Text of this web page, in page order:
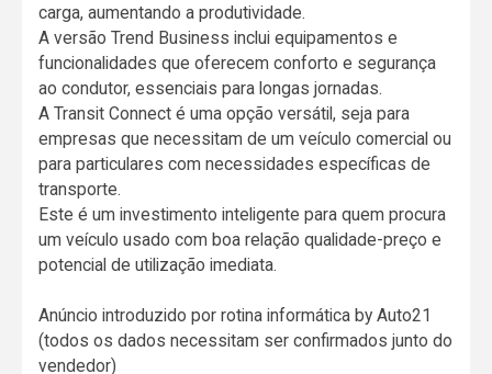
carga, aumentando a produtividade.
A versão Trend Business inclui equipamentos e
funcionalidades que oferecem conforto e segurança
ao condutor, essenciais para longas jornadas.
A Transit Connect é uma opção versátil, seja para
empresas que necessitam de um veículo comercial ou
para particulares com necessidades específicas de
transporte.
Este é um investimento inteligente para quem procura
um veículo usado com boa relação qualidade-preço e
potencial de utilização imediata.
Anúncio introduzido por rotina informática by Auto21
(todos os dados necessitam ser confirmados junto do
vendedor)